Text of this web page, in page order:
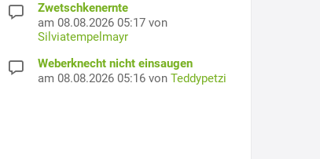
Zwetschkenernte
am 08.08.2026 05:17 von
Silviatempelmayr
Weberknecht nicht einsaugen
am 08.08.2026 05:16 von Teddypetzi